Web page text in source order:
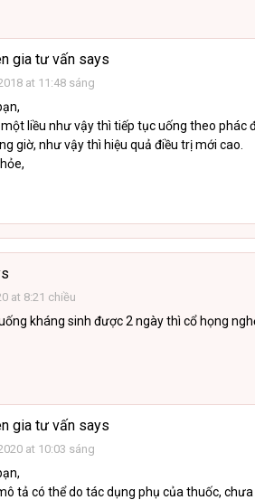
gia tư vấn says
at 11:48 sáng
liều như vậy thì tiếp tục uống theo phác
giờ, như vậy thì hiệu quả điều trị mới cao.
at 8:21 chiều
kháng sinh được 2 ngày thì cổ họng
gia tư vấn says
at 10:03 sáng
tả có thể do tác dụng phụ của thuốc,